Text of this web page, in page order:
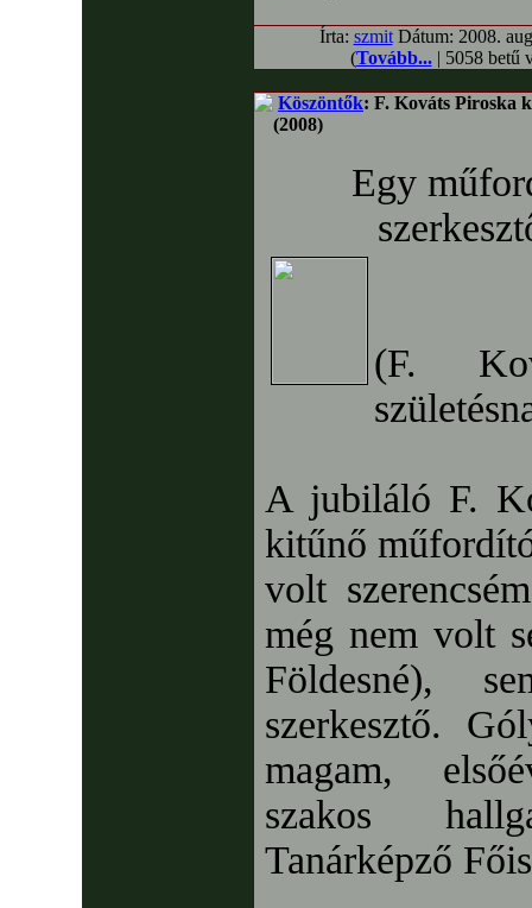
Írta: szmitDátum: 2008.
(Tovább...| 5058 betű
Köszöntők: F. Kováts Piroska
(2008)
Egy
(F.
A jubiláló F.
kitűnő
volt
még nem volt
Földesné),
szerkesztő.
magam,
szakos
Tanárképző